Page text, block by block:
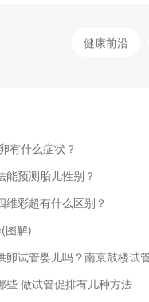
健康前沿
有什么症状？
预测胎儿性别？
彩超有什么区别？
图解)
试管婴儿吗？南京鼓楼试
些 做试管促排有几种方法